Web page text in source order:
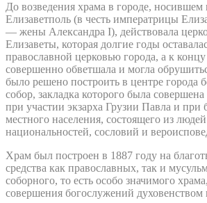
До возведения храма в городе, носившем
Елизаветполь (в честь императрицы
— жены Александра I), действовала
Елизаветы, которая долгие годы
православной церковью города, а к
совершенно обветшала и могла
было решено построить в центре города
собор, закладка которого была
при участии экзарха Грузии Павла и при
местного населения, состоящего из
национальностей, сословий и
Храм был построен в 1887 году на
средства как православных, так и
соборного, то есть особо значимого
совершения богослужений духовенством